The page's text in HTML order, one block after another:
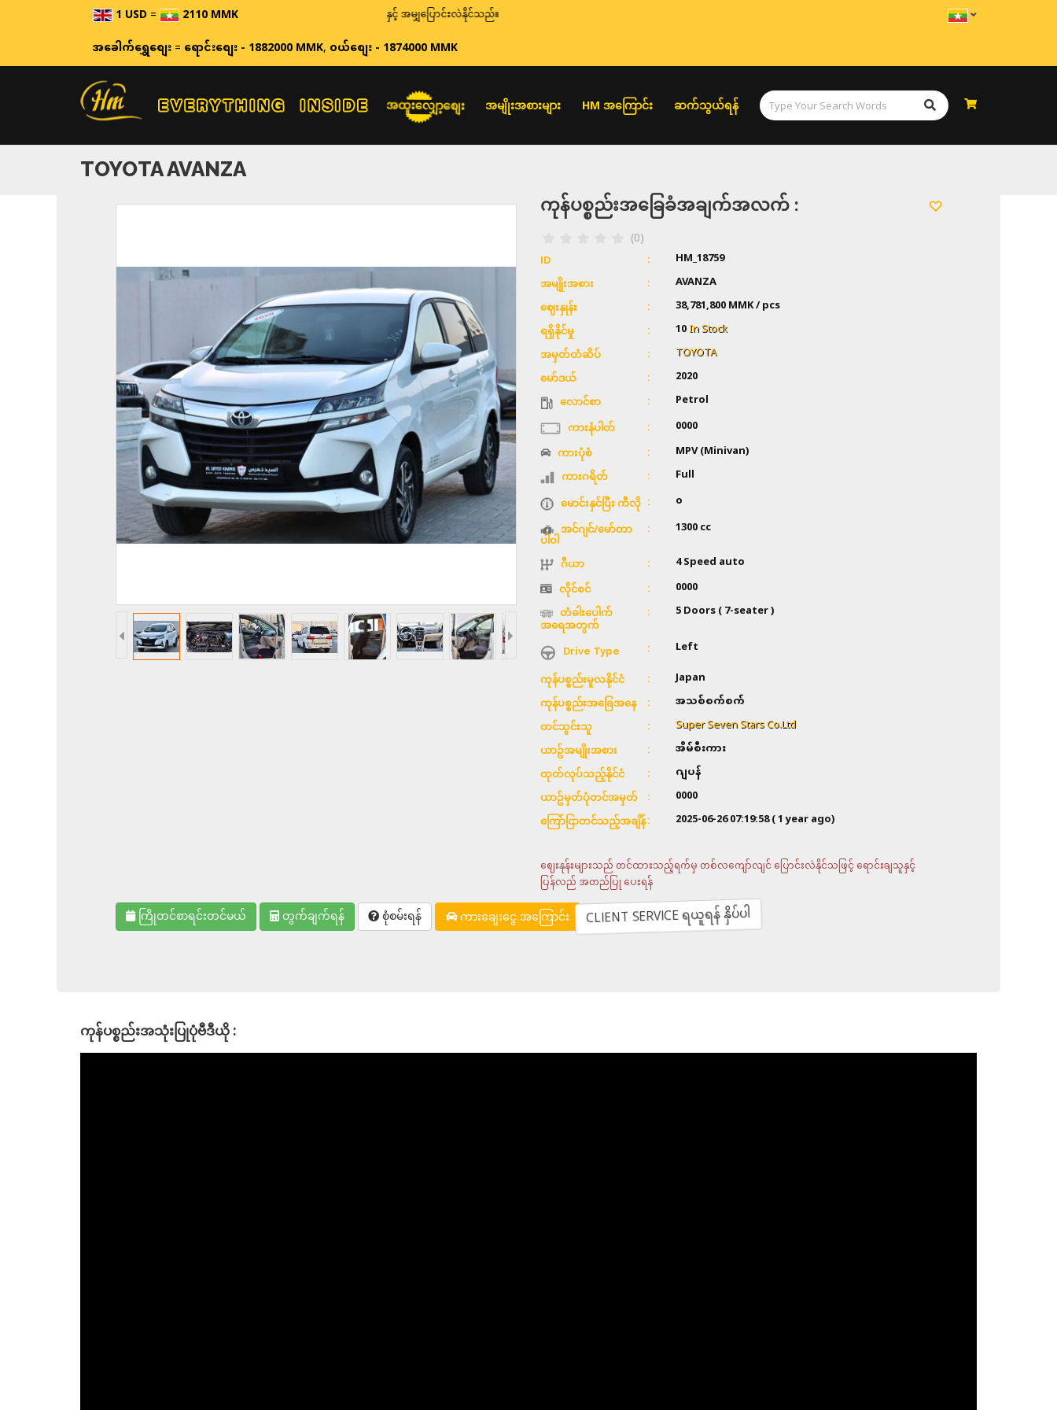
1 USD= 2110 MMKဈေးနှုန်းများသည် အချိန်နှင့် အမျှပြောင်းလဲနိုင်သည်။
အခေါက်ရွှေစျေး=ရောင်းစျေး - 1882000 MMK,ဝယ်စျေး - 1874000 MMK
အထူးလျှော့စျေး အမျိုးအစားများ HM အကြောင်း ဆက်သွယ်ရန်
TOYOTA AVANZA
ကုန်ပစ္စည်းအခြေခံအချက်အလက် :
(0)
ID HM_18759
အမျိုးအစား AVANZA
ဈေးနှုန်း 38,781,800 MMK / pcs
ရရှိနိုင်မှု 10In Stock
အမှတ်တံဆိပ် TOYOTA
မော်ဒယ် 2020
လောင်စာ Petrol
ကားနံပါတ် 0000
ကားပုံစံ MPV (Minivan)
ကားဂရိတ် Full
မောင်းနှင်ပြီး ကီလို ၀
အင်ဂျင်/မော်တာ
ပါဝါ
1300 cc
ဂီယာ 4 Speed auto
လိုင်စင် 0000
တံခါးပေါက်
အရေအတွက်
5 Doors ( 7-seater )
Drive Type Left
ကုန်ပစ္စည်းမူလနိုင်ငံ Japan
ကုန်ပစ္စည်းအခြေအနေ အသစ်စက်စက်
တင်သွင်းသူ Super Seven Stars Co.Ltd
ယာဥ်အမျိုးအစား အိမ်စီးကား
ထုတ်လုပ်သည့်နိုင်ငံ ဂျပန်
ယာဥ်မှတ်ပုံတင်အမှတ် 0000
ကြော်ငြာတင်သည့်အချိန် 2025-06-26 07:19:58( 1 year ago)
ဈေးနုန်းများသည် တင်ထားသည့်ရက်မှ တစ်လကျော်လျင် ပြောင်းလဲနိုင်သဖြင့် ရောင်းချသူနှင့်
ပြန်လည် အတည်ပြု ပေးရန်
ကြိုတင်စာရင်းတင်မယ် တွက်ချက်ရန် စုံစမ်းရန် ကားချေးငွေ အကြောင်း CLIENT SERVICE ရယူရန် နှိပ်ပါ
ကုန်ပစ္စည်းအသုံးပြုပုံဗီဒီယို :